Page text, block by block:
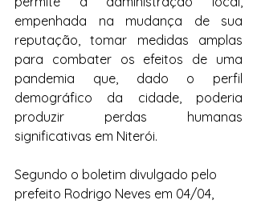
empenhada na mudança de sua
reputação, tomar medidas amplas
para combater os efeitos de uma
pandemia que, dado o perfil
demográfico da cidade, poderia
produzir perdas humanas
significativas em Niterói.
Segundo o boletim divulgado pelo
prefeito Rodrigo Neves em 04/04,